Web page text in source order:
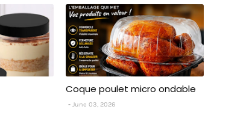
Coque poulet micro ondable
June 03, 2026